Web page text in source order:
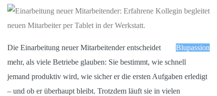
Blupassion
Die Einarbeitung neuer Mitarbeitender entscheidet
mehr, als viele Betriebe glauben: Sie bestimmt, wie schnell
jemand produktiv wird, wie sicher er die ersten Aufgaben erledigt
– und ob er überhaupt bleibt. Trotzdem läuft sie in vielen